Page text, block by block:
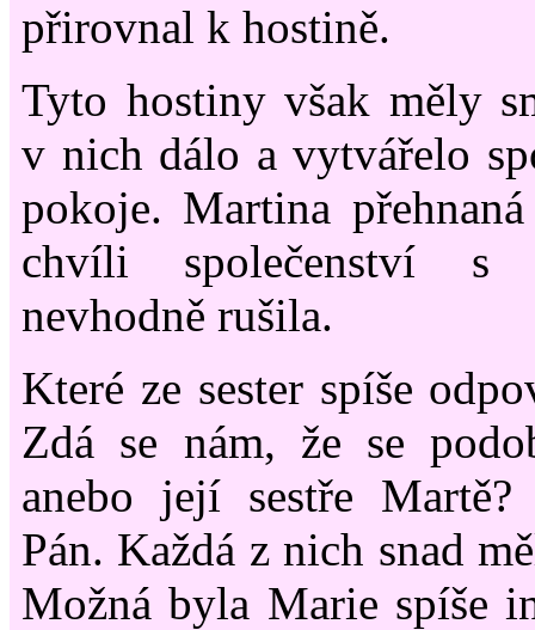
přirovnal k hostině.
Tyto hostiny však měly
v nich dálo a vytvářelo
pokoje. Martina
chvíli společenství s
nevhodně rušila.
Které ze sester spíše
Zdá se nám, že se
anebo její sestře
Pán. Každá z nich snad
Možná byla Marie spíše